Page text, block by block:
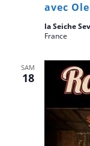
avec
la Seiche
France
SAM
18